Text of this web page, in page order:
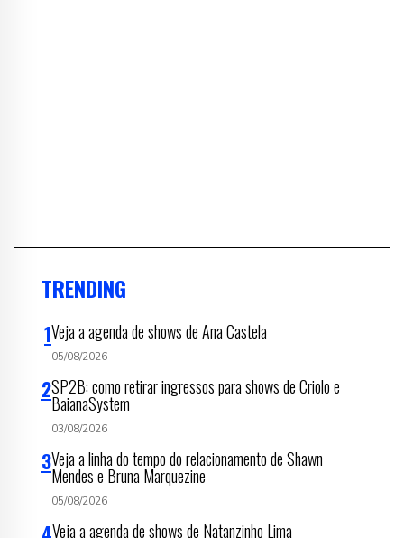
TRENDING
Veja a agenda de shows de Ana Castela
05/08/2026
SP2B: como retirar ingressos para shows de Criolo e
BaianaSystem
03/08/2026
Veja a linha do tempo do relacionamento de Shawn
Mendes e Bruna Marquezine
05/08/2026
Veja a agenda de shows de Natanzinho Lima